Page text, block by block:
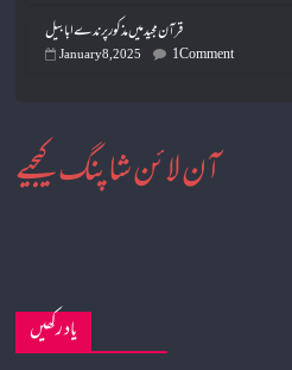
قرآن مجید میں مذکور پرندے ابابیل
January 8, 2025 1 Comment
آن لائن شاپنگ کیجیے
یاد رکھیں